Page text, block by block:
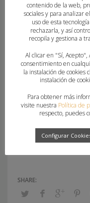
bajas
una vez
la
caso de
para acceder
en contacto
de Reservas
produzcan en
Para cualquier
contenido de la web,
sociales y para analizar
uso de esta
rechazarla, y así
recopila y gestiona a
Al clicar en "Sí,
consentimiento en
la instalación de cookies
instalación de
Para obtener más
visite nuestra Política de
respecto, puedes
Configurar